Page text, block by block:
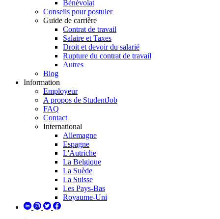
Bénévolat
Conseils pour postuler
Guide de carrière
Contrat de travail
Salaire et Taxes
Droit et devoir du salarié
Rupture du contrat de travail
Autres
Blog
Information
Employeur
A propos de StudentJob
FAQ
Contact
International
Allemagne
Espagne
L'Autriche
La Belgique
La Suède
La Suisse
Les Pays-Bas
Royaume-Uni